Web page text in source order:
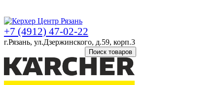
+7 (4912) 47-02-22
г.Рязань, ул.Дзержинского, д.59, корп.3
Поиск товаров